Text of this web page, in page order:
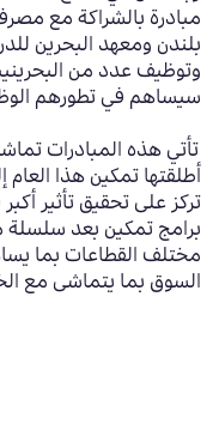
مبادرة بالشراكة مع
بلندن ومعهد البحرين
وتوظيف عدد من
سيساهم في تطورهم
تأتي هذه المبادرات
أطلقتها تمكين هذا
تركز على تحقيق تأثير
برامج تمكين بعد
مختلف القطاعات بما
السوق بما يتماشى مع